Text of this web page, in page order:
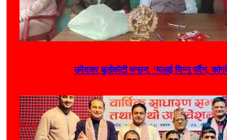
उमेदवार बुर्लाकोटी भन्छन्, ‘मलाई चिन्नु पर्दैन,